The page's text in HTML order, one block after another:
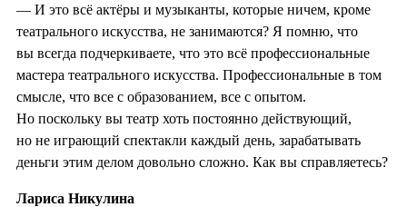
— И это всё актёры и музыканты, которые ничем, кроме
театрального искусства, не занимаются? Я помню, что
вы всегда подчеркиваете, что это всё профессиональные
мастера театрального искусства. Профессиональные в том
смысле, что все с образованием, все с опытом.
Но поскольку вы театр хоть постоянно действующий,
но не играющий спектакли каждый день, зарабатывать
деньги этим делом довольно сложно. Как вы справляетесь?
Лариса Никулина